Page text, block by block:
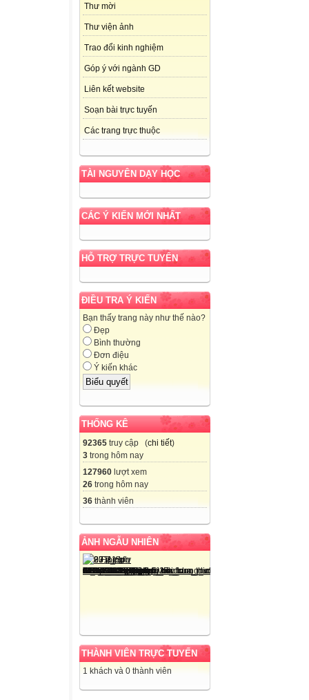
Thư mời
Thư viện ảnh
Trao đổi kinh nghiệm
Góp ý với ngành GD
Liên kết website
Soạn bài trực tuyến
Các trang trực thuộc
TÀI NGUYÊN DẠY HỌC
CÁC Ý KIẾN MỚI NHẤT
HỖ TRỢ TRỰC TUYẾN
ĐIỀU TRA Ý KIẾN
Bạn thấy trang này như thế nào?
Đẹp
Bình thường
Đơn điệu
Ý kiến khác
THỐNG KÊ
92365 truy cập (chi tiết)
3 trong hôm nay
127960 lượt xem
26 trong hôm nay
36 thành viên
ẢNH NGẪU NHIÊN
THÀNH VIÊN TRỰC TUYẾN
1 khách và 0 thành viên